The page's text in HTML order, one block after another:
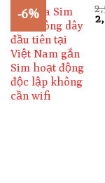
-6%
Camera Sim
A51 không dây
đầu tiên tại
Việt Nam gắn
Sim hoạt động
độc lập không
cần wifi